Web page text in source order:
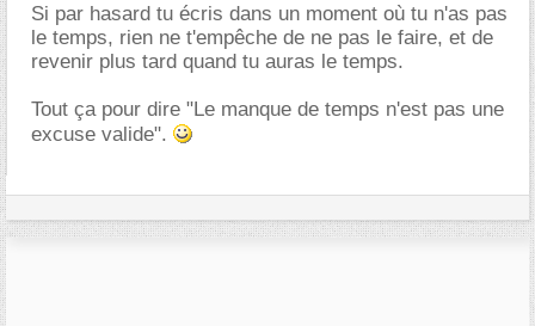
Si par hasard tu écris dans un moment où tu n'as pas
le temps, rien ne t'empêche de ne pas le faire, et de
revenir plus tard quand tu auras le temps.
Tout ça pour dire "Le manque de temps n'est pas une
excuse valide".